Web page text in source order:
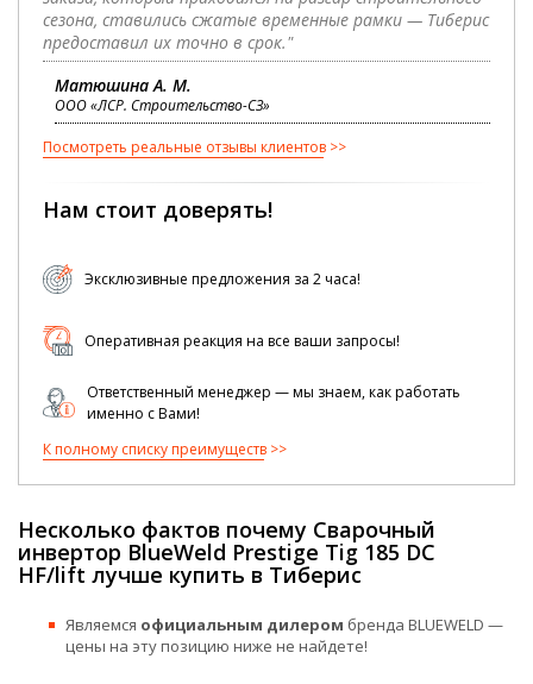
сезона, ставились сжатые временные рамки — Тиберис
предоставил их точно в срок."
Матюшина А. М.
ООО «ЛСР. Строительство-СЗ»
Посмотреть реальные отзывы клиентов
Нам стоит доверять!
Эксклюзивные предложения за 2 часа!
Оперативная реакция на все ваши запросы!
Ответственный менеджер — мы знаем, как работать
именно с Вами!
К полному списку преимуществ
Несколько фактов почему Сварочный
инвертор BlueWeld Prestige Tig 185 DС
HF/lift лучше купить в Тиберис
Являемся официальным дилером бренда BLUEWELD —
цены на эту позицию ниже не найдете!